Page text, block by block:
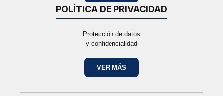
POLÍTICA DE PRIVACIDAD
Protección de datos
y confidencialidad
VER MÁS